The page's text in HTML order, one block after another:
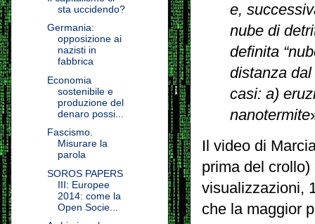
e,
nube di
definita
distanza
casi: a)
nanotermite
Il video di
prima del
visualizzazioni,
che la maggior
sta uccidendo?
Germania:
opposizione ai
nazisti in
fabbrica
Economia
sostenibile e
produzione del
denaro possi...
Fascismo.
Misurare la
parola
SOROS PAPERS
III: Europee
2014: come la
Open Socie...